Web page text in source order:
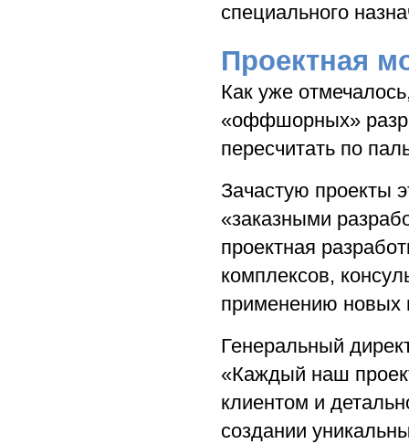
специального
Проектная
Как уже
«оффшорных»
пересчитать по
Зачастую проекты
«заказными
проектная
комплексов,
применению новых
Генеральный
«Каждый наш
клиентом и
создании